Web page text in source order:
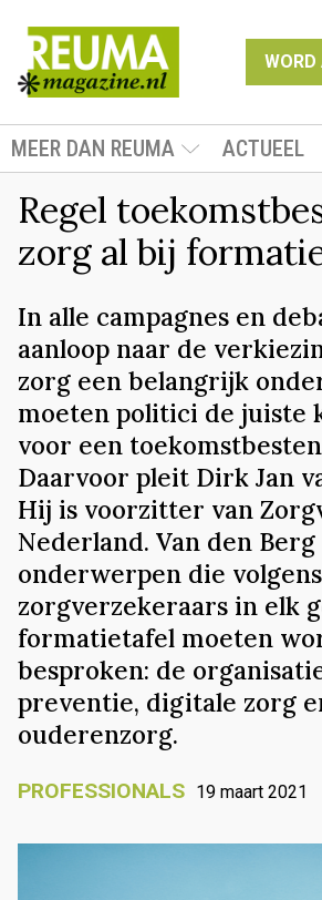
WORD
MEER DAN REUMA ACTUEEL
Regel
zorg al bij
In alle campagnes en
aanloop naar de
zorg een belangrijk
moeten politici de juiste
voor een
Daarvoor pleit Dirk Jan
Hij is voorzitter van
Nederland. Van den
onderwerpen die
zorgverzekeraars in elk
formatietafel moeten
besproken: de
preventie, digitale zorg
ouderenzorg.
PROFESSIONALS 19 maart 2021